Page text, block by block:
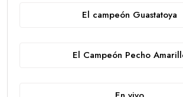
El campeón Guastatoya
El Campeón Pecho